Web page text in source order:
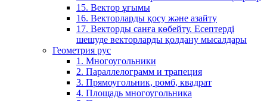
15. Вектор ұғымы
16. Векторларды қосу және азайту
17. Векторды санға көбейту. Есептерді
шешуде векторларды қолдану мысалдары
Геометрия рус
1. Многоугольники
2. Параллелограмм и трапеция
3. Прямоугольник, ромб, квадрат
4. Площадь многоугольника